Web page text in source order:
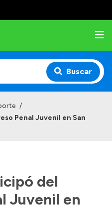
Buscar
/
Penal Juvenil en San
del
Juvenil en